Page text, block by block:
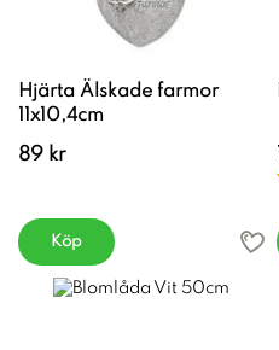
Hjärta Älskade farmor
11x10,4cm
89 kr
Köp